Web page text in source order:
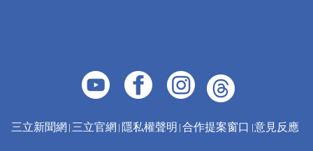
三立新聞網 三立官網 隱私權聲明 合作提案窗口 意見反應